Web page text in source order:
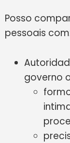
Posso
pessoais
governo